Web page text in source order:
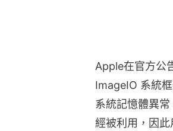
Apple在官方公
ImageIO 系統
系統記憶體異
經被利用，因此